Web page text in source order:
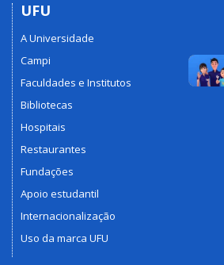
UFU
A Universidade
Campi
Faculdades e Institutos
Bibliotecas
Hospitais
Restaurantes
Fundações
Apoio estudantil
Internacionalização
Uso da marca UFU